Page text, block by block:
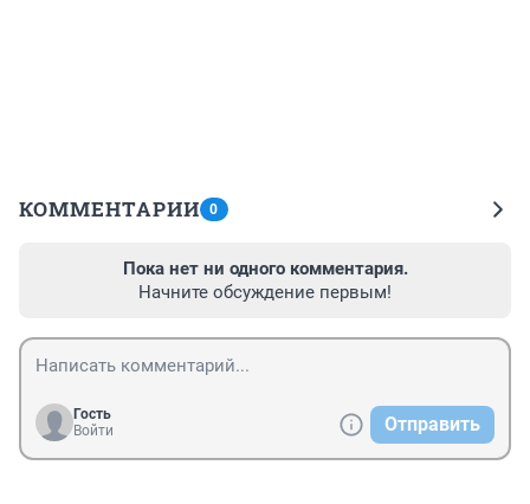
КОММЕНТАРИИ 0
Пока нет ни одного комментария.
Начните обсуждение первым!
Гость
Войти
Отправить